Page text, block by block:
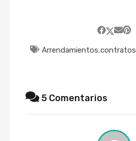
Arrendamientos,contratos
5 Comentarios